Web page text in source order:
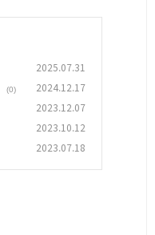
2025.07.31
(0) 2024.12.17
2023.12.07
2023.10.12
2023.07.18